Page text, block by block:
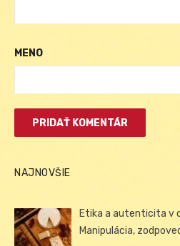
MENO
NAJNOVŠIE
Etika a autenticita v
Manipulácia,